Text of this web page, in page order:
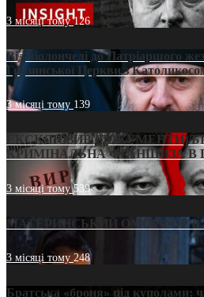
3 місяці тому126
Від віолончелі до Патріаршого
Грузинської Церкви з
3 місяці тому 139
ЕКСКЛЮЗИВ (ДОКУМЕНТИ)/
КРИМІНАЛЬНА ФРАНШИЗА В
3 місяці тому539
МАТЕРИНСЬКИЙ ОМОРФОР В
3 місяці тому248
Братська «броня» під куполами: